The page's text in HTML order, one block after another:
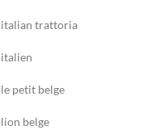
italian trattoria
italien
le petit belge
lion belge